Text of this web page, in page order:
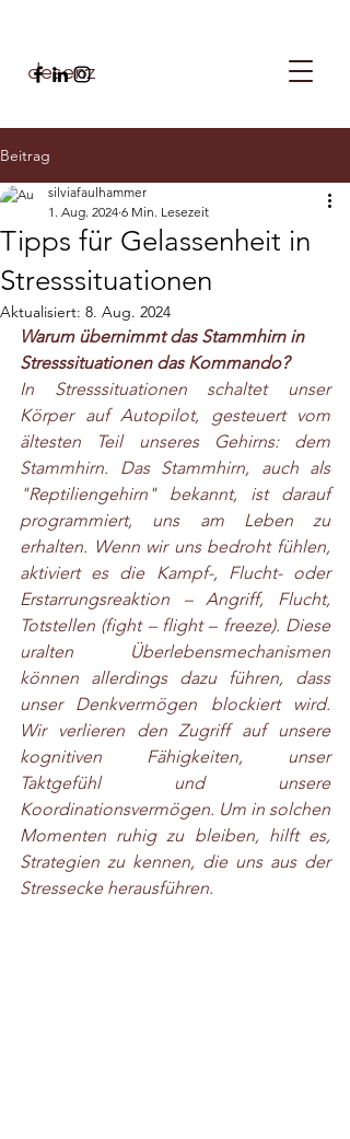
desenz
Beitrag
Tipps für Gelassenheit in
Stresssituationen
silviafaulhammer
1. Aug. 2024 6 Min. Lesezeit
Aktualisiert: 8. Aug. 2024
Warum übernimmt das Stammhirn in
Stresssituationen das Kommando?
In Stresssituationen schaltet unser
Körper auf Autopilot, gesteuert vom
ältesten Teil unseres Gehirns: dem
Stammhirn. Das Stammhirn, auch als
"Reptiliengehirn" bekannt, ist darauf
programmiert, uns am Leben zu
erhalten. Wenn wir uns bedroht fühlen,
aktiviert es die Kampf-, Flucht- oder
Erstarrungsreaktion – Angriff, Flucht,
Totstellen (fight – flight – freeze). Diese
uralten Überlebensmechanismen
können allerdings dazu führen, dass
unser Denkvermögen blockiert wird.
Wir verlieren den Zugriff auf unsere
kognitiven Fähigkeiten, unser
Taktgefühl und unsere
Koordinationsvermögen. Um in solchen
Momenten ruhig zu bleiben, hilft es,
Strategien zu kennen, die uns aus der
Stressecke herausführen​.